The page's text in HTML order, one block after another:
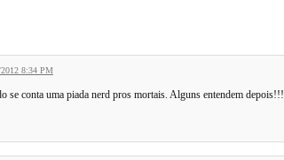
8:34 PM
se conta uma piada nerd pros mortais. Alguns entendem depois!!!